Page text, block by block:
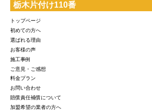
栃木片付け110番
トップページ
初めての方へ
選ばれる理由
お客様の声
施工事例
ご意見・ご感想
料金プラン
お問い合わせ
賠償責任補償について
加盟希望の業者の方へ